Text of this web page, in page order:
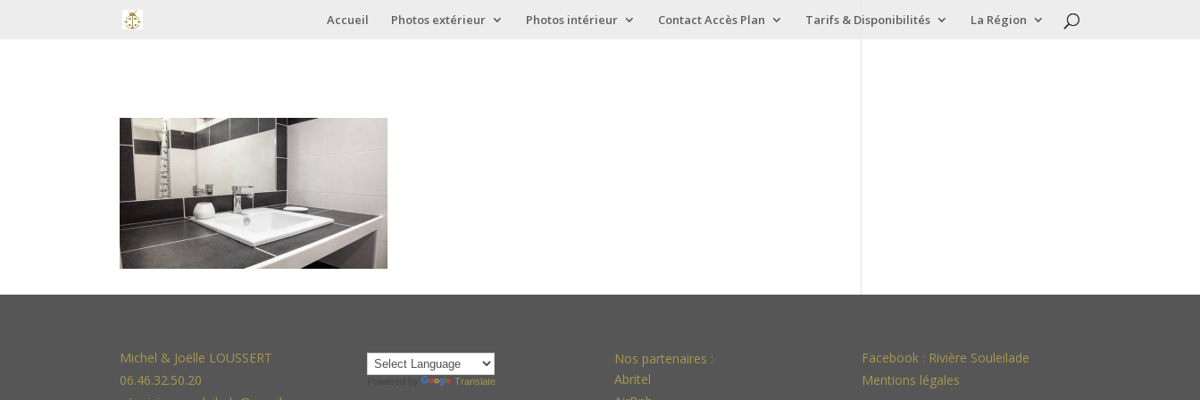
Accueil Photos extérieur Photos intérieur Contact Accès Plan Tarifs & Disponibilités La Région
Michel & Joëlle LOUSSERT
06.46.32.50.20
Powered by Translate
Nos partenaires :
Abritel
Facebook : Rivière Souleilade
Mentions légales